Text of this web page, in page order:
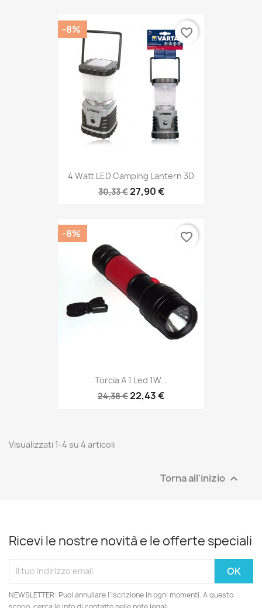
4 Watt LED Camping Lantern 3D
30,33 €27,90 €
-8% favorite_border
Torcia A 1 Led 1W...
24,38 €22,43 €
-8% favorite_border
Visualizzati 1-4 su 4 articoli
Torna all'inizio 
Ricevi le nostre novità e le offerte speciali
NEWSLETTER: Puoi annullare l'iscrizione in ogni momenti. A questo